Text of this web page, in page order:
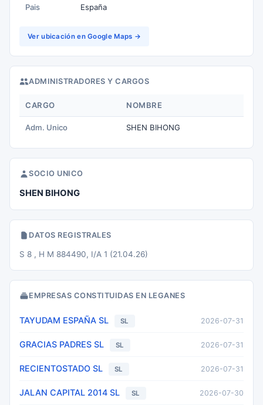
Pais España
Ver ubicación en Google Maps →
ADMINISTRADORES Y CARGOS
CARGO NOMBRE
Adm. Unico SHEN BIHONG
SOCIO UNICO
SHEN BIHONG
DATOS REGISTRALES
S 8 , H M 884490, I/A 1 (21.04.26)
EMPRESAS CONSTITUIDAS EN LEGANES
TAYUDAM ESPAÑA SL SL 2026-07-31
GRACIAS PADRES SL SL 2026-07-31
RECIENTOSTADO SL SL 2026-07-31
JALAN CAPITAL 2014 SL SL 2026-07-30